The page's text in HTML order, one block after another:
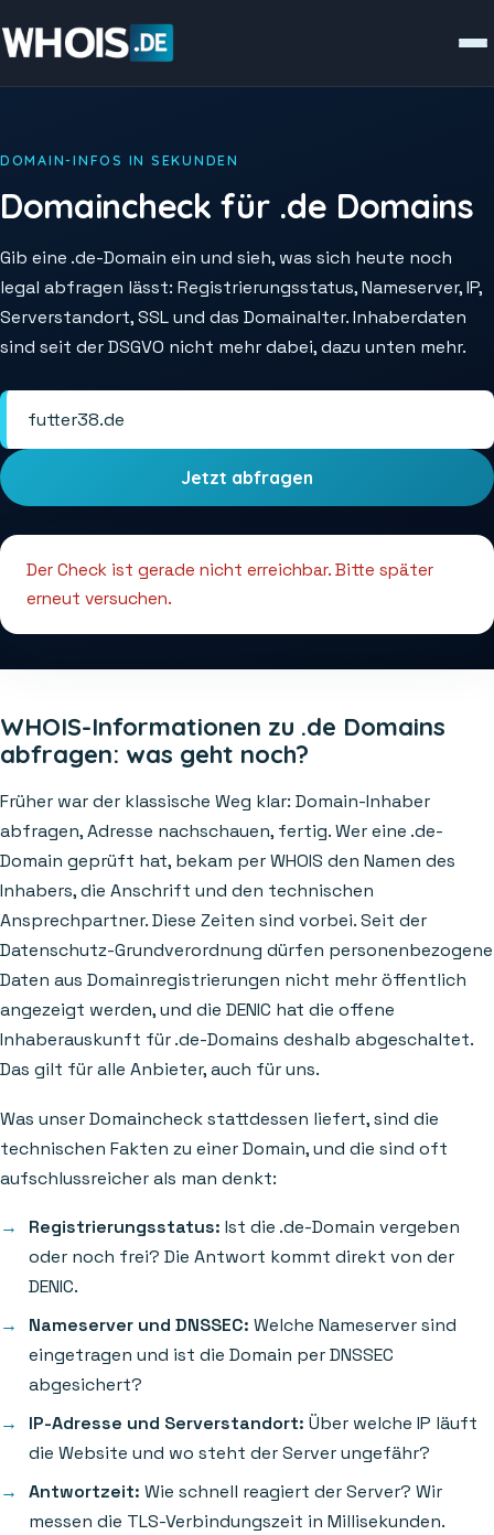
DOMAIN-INFOS IN SEKUNDEN
Domaincheck für .de Domains
Gib eine .de-Domain ein und sieh, was sich heute noch
legal abfragen lässt: Registrierungsstatus, Nameserver, IP,
Serverstandort, SSL und das Domainalter. Inhaberdaten
sind seit der DSGVO nicht mehr dabei, dazu unten mehr.
Jetzt abfragen
Der Check ist gerade nicht erreichbar. Bitte später
erneut versuchen.
WHOIS-Informationen zu .de Domains
abfragen: was geht noch?
Früher war der klassische Weg klar: Domain-Inhaber
abfragen, Adresse nachschauen, fertig. Wer eine .de-
Domain geprüft hat, bekam per WHOIS den Namen des
Inhabers, die Anschrift und den technischen
Ansprechpartner. Diese Zeiten sind vorbei. Seit der
Datenschutz-Grundverordnung dürfen personenbezogene
Daten aus Domainregistrierungen nicht mehr öffentlich
angezeigt werden, und die DENIC hat die offene
Inhaberauskunft für .de-Domains deshalb abgeschaltet.
Das gilt für alle Anbieter, auch für uns.
Was unser Domaincheck stattdessen liefert, sind die
technischen Fakten zu einer Domain, und die sind oft
aufschlussreicher als man denkt:
Registrierungsstatus: Ist die .de-Domain vergeben
oder noch frei? Die Antwort kommt direkt von der
DENIC.
Nameserver und DNSSEC: Welche Nameserver sind
eingetragen und ist die Domain per DNSSEC
abgesichert?
IP-Adresse und Serverstandort: Über welche IP läuft
die Website und wo steht der Server ungefähr?
Antwortzeit: Wie schnell reagiert der Server? Wir
messen die TLS-Verbindungszeit in Millisekunden.